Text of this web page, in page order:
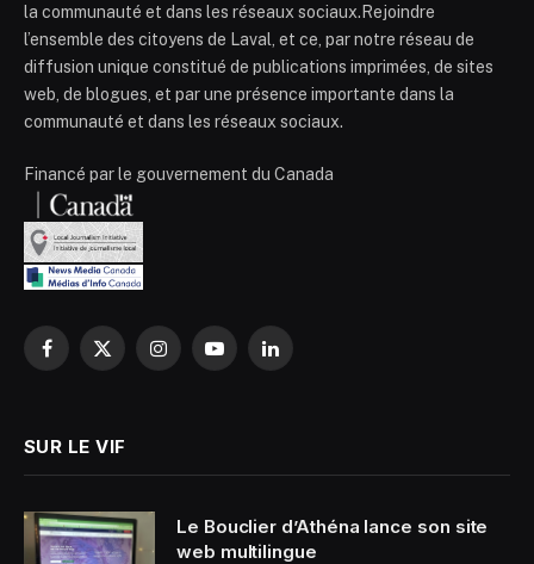
la communauté et dans les réseaux sociaux.Rejoindre
l’ensemble des citoyens de Laval, et ce, par notre réseau de
diffusion unique constitué de publications imprimées, de sites
web, de blogues, et par une présence importante dans la
communauté et dans les réseaux sociaux.
Financé par le gouvernement du Canada
Facebook
X
InstagramYouTubeLinkedIn
SUR LE VIF
Le Bouclier d’Athéna lance son site
web multilingue